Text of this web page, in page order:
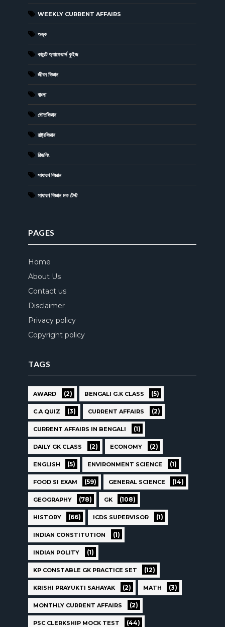
WEEKLY CURRENT AFFAIRS
অঙ্ক
কারেন্ট অ্যাফেয়ার্স কুইজ
জীবন বিজ্ঞান
বাংলা
ভৌতবিজ্ঞান
রাষ্ট্রবিজ্ঞান
রিজনিং
সাধারণ বিজ্ঞান
সাধারণ বিজ্ঞান মক টেস্ট
PAGES
Home
About Us
Contact us
Disclaimer
Privacy policy
Copyright policy
TAGS
AWARD (2) BENGALI G.K CLASS (5)
C.A QUIZ (3) CURRENT AFFAIRS (2)
CURRENT AFFAIRS IN BENGALI (1)
DAILY GK CLASS (2) ECONOMY (2)
ENGLISH (5) ENVIRONMENT SCIENCE (1)
FOOD SI EXAM (59) GENERAL SCIENCE (14)
GEOGRAPHY (78) GK (108)
HISTORY (66) ICDS SUPERVISOR (1)
INDIAN CONSTITUTION (1)
INDIAN POLITY (1)
KP CONSTABLE GK PRACTICE SET (12)
KRISHI PRAYUKTI SAHAYAK (2) MATH (3)
MONTHLY CURRENT AFFAIRS (2)
PSC CLERKSHIP MOCK TEST (44)